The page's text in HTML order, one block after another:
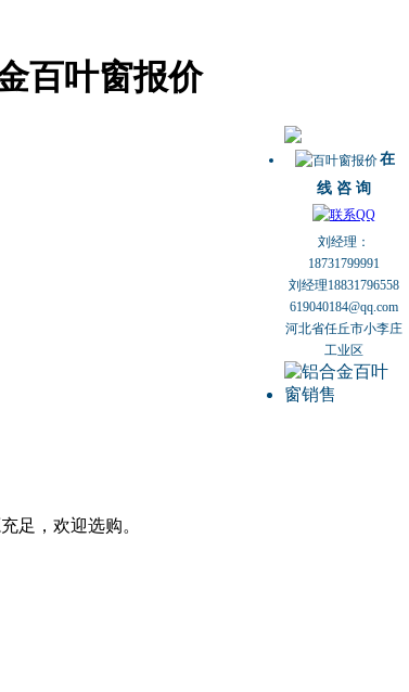
百叶窗报价
足，欢迎选购。
在
线 咨 询
刘经理：
18731799991
刘经理18831796558
619040184@qq.com
河北省任丘市小李庄
工业区